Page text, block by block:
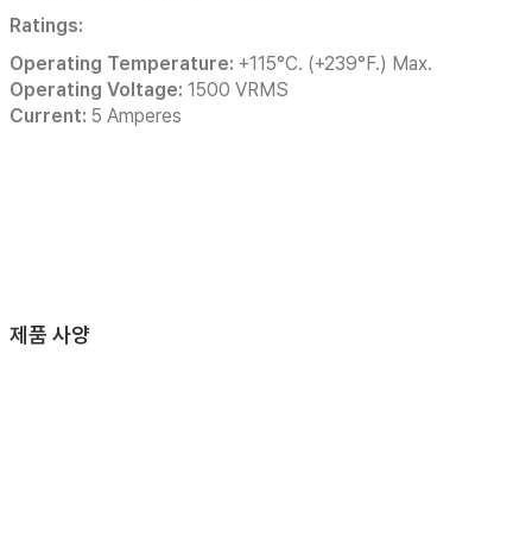
Ratings:
Operating Temperature: +115°C. (+239°F.) Max.
Operating Voltage: 1500 VRMS
Current: 5 Amperes
제품 사양